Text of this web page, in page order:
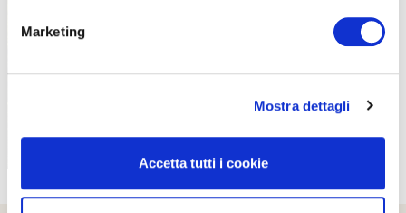
Marketing
Mostra dettagli
Accetta tutti i cookie